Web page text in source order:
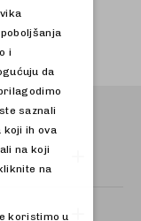
i
da
saznali
koji ih ova
na koji
na
koristimo u